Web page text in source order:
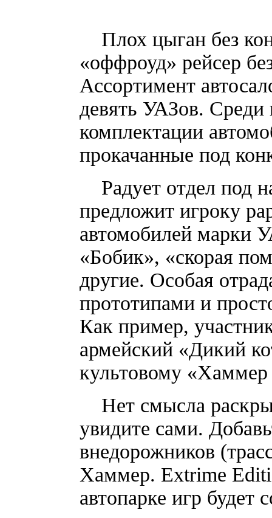
Плох цыган без
«оффроуд» рейсер
Ассортимент
девять УАЗов.
комплектации
прокачанные под
Радует отдел под
предложит игроку
автомобилей марки
«Бобик», «скорая
другие. Особая
прототипами и
Как пример,
армейский «Дикий
культовому
Нет смысла
увидите сами.
внедорожников
Хаммер. Extrime
автопарке игр будет